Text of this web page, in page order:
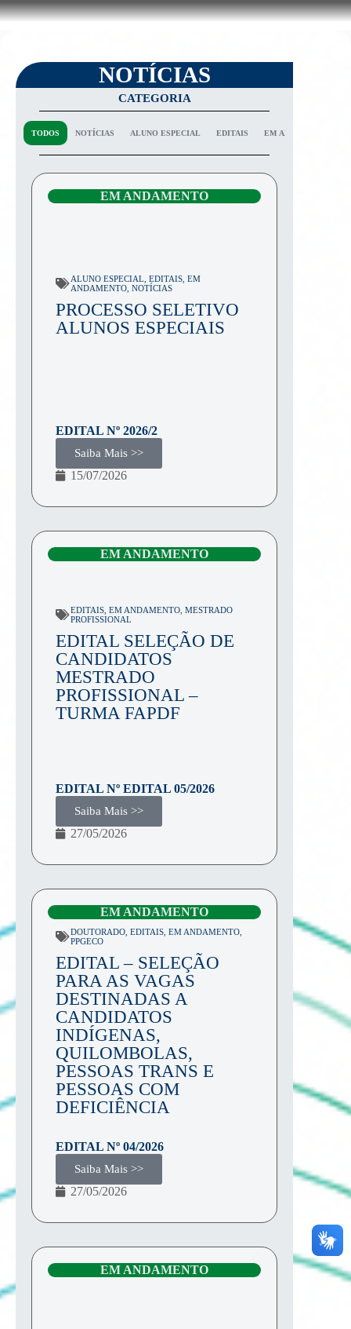
NOTÍCIAS
CATEGORIA
NOTÍCIAS ALUNO ESPECIAL EDITAIS EM ANDAMENTO
TODOS
EM ANDAMENTO
ALUNO ESPECIAL EDITAIS EM
ANDAMENTO NOTÍCIAS
PROCESSO SELETIVO
ALUNOS ESPECIAIS
EDITAL Nº 2026/2
Saiba Mais >>
15/07/2026
EM ANDAMENTO
EDITAIS EM ANDAMENTO MESTRADO
PROFISSIONAL
EDITAL SELEÇÃO DE
CANDIDATOS
MESTRADO
PROFISSIONAL –
TURMA FAPDF
EDITAL Nº EDITAL 05/2026
Saiba Mais >>
27/05/2026
EM ANDAMENTO
DOUTORADO EDITAIS EM ANDAMENTO
PPGECO
EDITAL – SELEÇÃO
PARA AS VAGAS
DESTINADAS A
CANDIDATOS
INDÍGENAS,
QUILOMBOLAS,
PESSOAS TRANS E
PESSOAS COM
DEFICIÊNCIA
EDITAL Nº 04/2026
Saiba Mais >>
27/05/2026
EM ANDAMENTO